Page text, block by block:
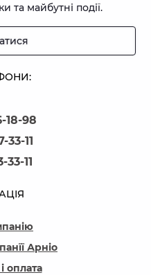
18-98
33-11
33-11
та майбутні події.
Арніо
оплата